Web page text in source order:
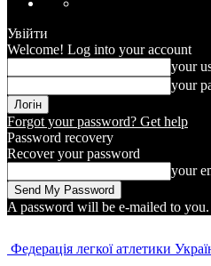
Увійти
Welcome! Log into your account
your
your
Forgot your password? Get help
Password recovery
Recover your password
your
A password will be e-mailed to you.
Федерація легкої атлетики